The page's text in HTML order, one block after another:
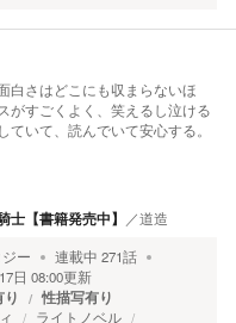
白さはどこにも収まらないほ
がすごくよく、笑えるし泣ける
いて、読んでいて安心する。
士【書籍発売中】 ／道造
ー 連載中 271話
日 08:00更新
性描写有り
ライトノベル